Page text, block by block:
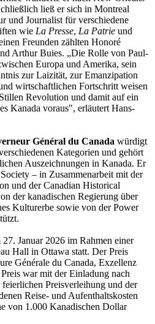
ließ er sich in Montreal
und Journalist für verschiedene
wie La Presse, La Patrie und
Freunden zählten Honoré
Arthur Buies. „Die Rolle von Paul-
Europa und Amerika, sein
zur Laizität, zur Emanzipation
wirtschaftlichen Fortschritt weisen
Revolution und damit auf ein
Kanada voraus", erläutert Hans-
Général du Canada würdigt
Kategorien und gehört
Auszeichnungen in Kanada. Er
– in Zusammenarbeit mit der
und der Canadian Historical
der kanadischen Regierung über
Kulturerbe sowie von der Power
27. Januar 2026 im Rahmen einer
Hall in Ottawa statt. Der Preis
Générale du Canada, Exzellenz
war mit der Einladung nach
Preisverleihung und der
Reise- und Aufenthaltskosten
von 1.000 Kanadischen Dollar